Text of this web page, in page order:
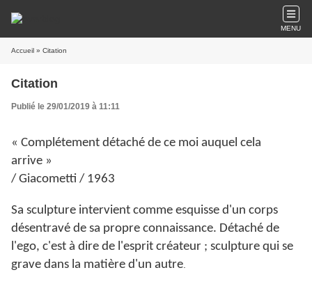
MENU
Accueil » Citation
Citation
Publié le 29/01/2019 à 11:11
« Complétement détaché de ce moi auquel cela
arrive »
/ Giacometti / 1963
Sa sculpture intervient comme esquisse d'un corps
désentravé de sa propre connaissance. Détaché de
l'ego, c'est à dire de l'esprit créateur ; sculpture qui se
grave dans la matière d'un autre